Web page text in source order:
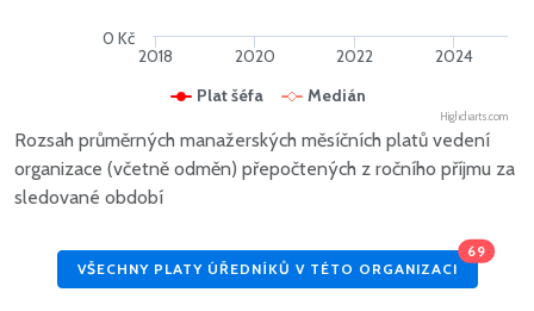
Plat šéfa Medián
2018 2020 2022 2024
0 Kč
Highcharts.com
Rozsah průměrných manažerských měsíčních platů vedení
organizace (včetně odměn) přepočtených z ročního příjmu za
sledované období
VŠECHNY PLATY ÚŘEDNÍKŮ V TÉTO ORGANIZACI
69